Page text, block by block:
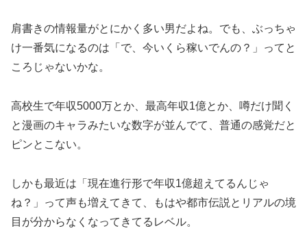
肩書きの情報量がとにかく多い男だよね。でも、ぶっちゃ
け一番気になるのは「で、今いくら稼いでんの？」ってと
ころじゃないかな。
高校生で年収5000万とか、最高年収1億とか、噂だけ聞く
と漫画のキャラみたいな数字が並んでて、普通の感覚だと
ピンとこない。
しかも最近は「現在進行形で年収1億超えてるんじゃ
ね？」って声も増えてきて、もはや都市伝説とリアルの境
目が分からなくなってきてるレベル。